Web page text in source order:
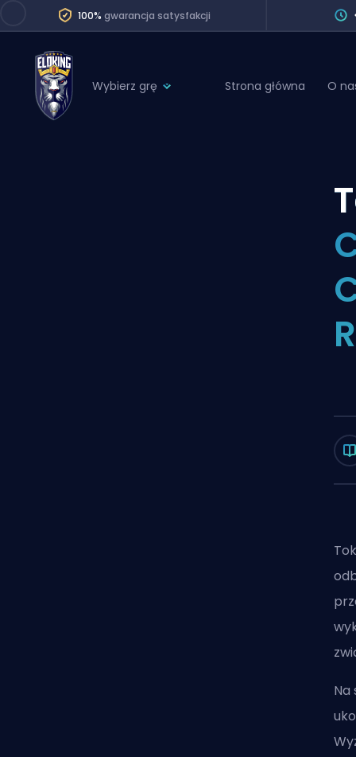
100% gwarancja satysfakcji
Wybierz grę
Division
Coaching
Teammate
Strona główna O
Na